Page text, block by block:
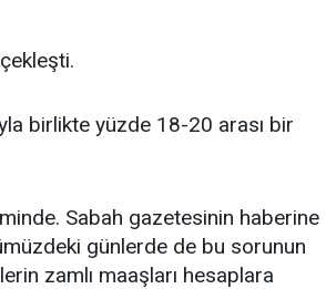
birlikte yüzde 18-20 arası bir
Sabah gazetesinin haberine
günlerde de bu sorunun
zamlı maaşları hesaplara